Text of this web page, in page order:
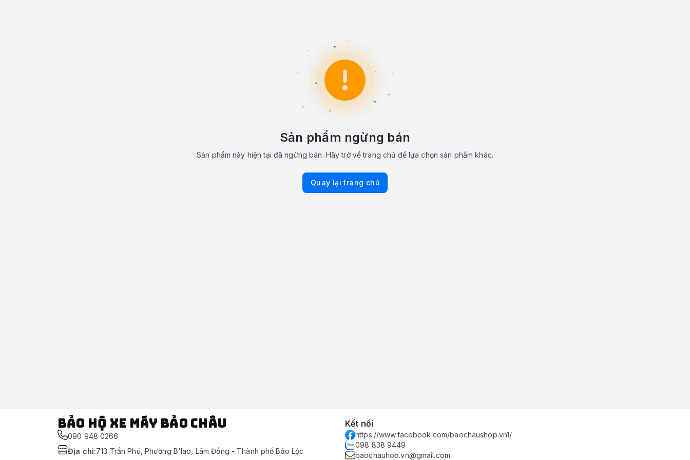
Sản phẩm ngừng bán
Sản phẩm này hiện tại đã ngừng bán. Hãy trở về trang chủ để lựa chọn sản phẩm khác.
Quay lại trang chủ
Bảo Hộ Xe Máy Bảo Châu
090 948 0266
Địa chỉ:713 Trần Phú, Phường B'lao, Lâm Đồng - Thành phố Bảo Lộc
Kết nối
https://www.facebook.com/baochaushop.vn1/
098 838 9449
baochauhop.vn@gmail.com